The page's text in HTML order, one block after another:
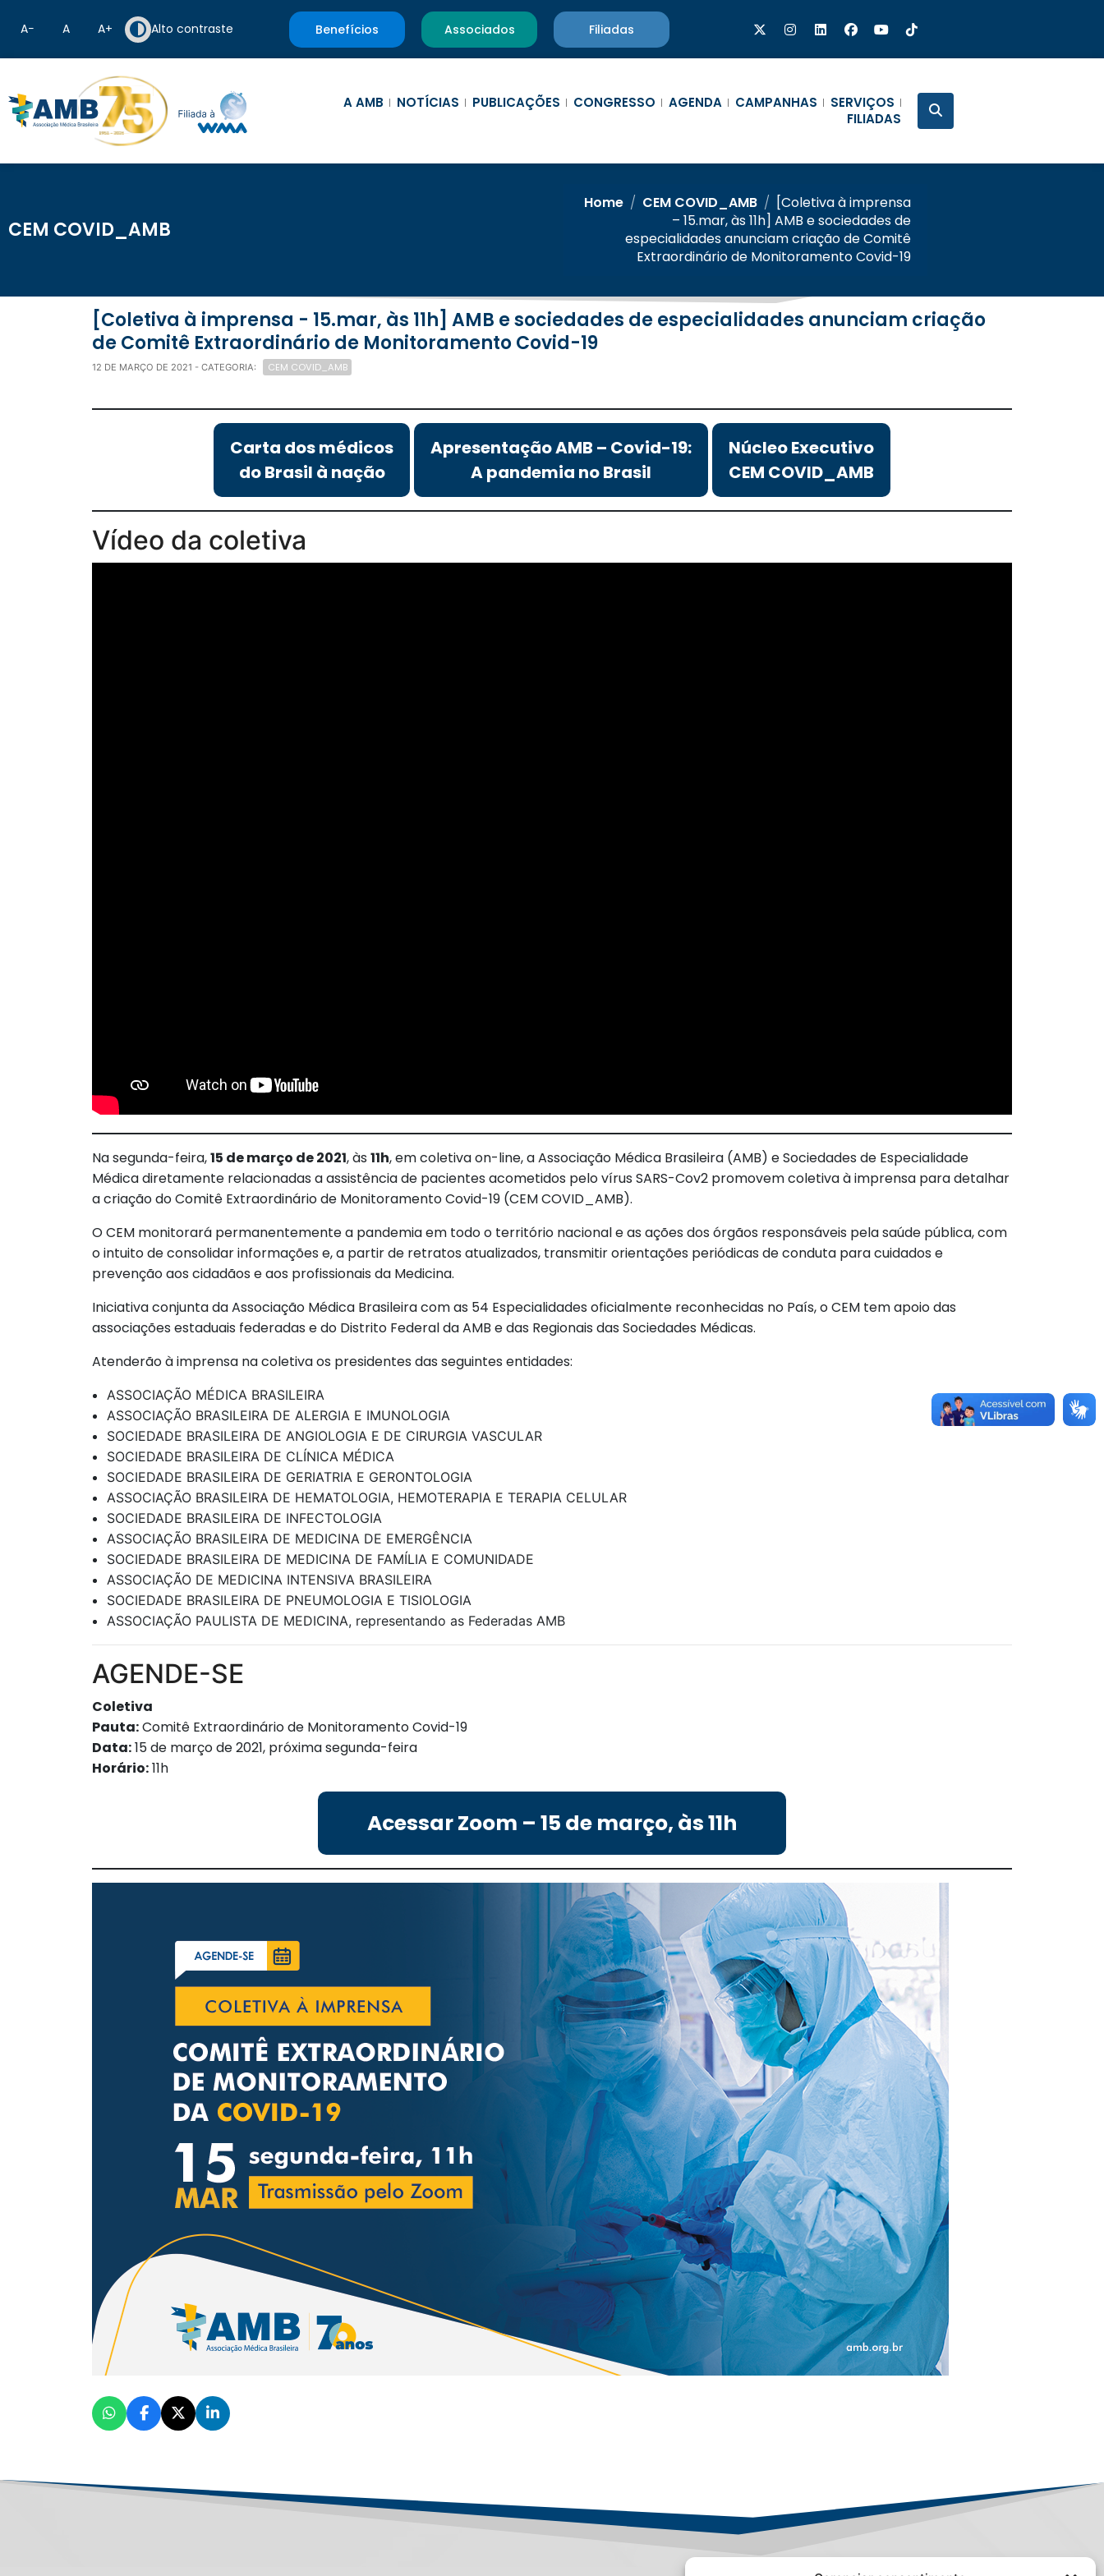
A− A A+ Alto contraste Benefícios Associados Filiadas
A AMB NOTÍCIAS PUBLICAÇÕES CONGRESSO AGENDA CAMPANHAS
SERVIÇOS
FILIADAS
CEM COVID_AMB
Home / CEM COVID_AMB / [Coletiva à imprensa
– 15.mar, às 11h] AMB e sociedades de
especialidades anunciam criação de Comitê
Extraordinário de Monitoramento Covid-19
[Coletiva à imprensa - 15.mar, às 11h] AMB e sociedades de especialidades anunciam criação
de Comitê Extraordinário de Monitoramento Covid-19
12 DE MARÇO DE 2021 - CATEGORIA: CEM COVID_AMB
Carta dos médicos
do Brasil à nação
Apresentação AMB – Covid-19:
A pandemia no Brasil
Núcleo Executivo
CEM COVID_AMB
Vídeo da coletiva
Na segunda-feira,15 de março de 2021, às 11h, em coletiva on-line, a Associação Médica Brasileira (AMB) e Sociedades de Especialidade
Médica diretamente relacionadas a assistência de pacientes acometidos pelo vírus SARS-Cov2 promovem coletiva à imprensa para detalhar
a criação do Comitê Extraordinário de Monitoramento Covid-19 (CEM COVID_AMB).
O CEM monitorará permanentemente a pandemia em todo o território nacional e as ações dos órgãos responsáveis pela saúde pública, com
o intuito de consolidar informações e, a partir de retratos atualizados, transmitir orientações periódicas de conduta para cuidados e
prevenção aos cidadãos e aos profissionais da Medicina.
Iniciativa conjunta da Associação Médica Brasileira com as 54 Especialidades oficialmente reconhecidas no País, o CEM tem apoio das
associações estaduais federadas e do Distrito Federal da AMB e das Regionais das Sociedades Médicas.
Atenderão à imprensa na coletiva os presidentes das seguintes entidades:
ASSOCIAÇÃO MÉDICA BRASILEIRA
ASSOCIAÇÃO BRASILEIRA DE ALERGIA E IMUNOLOGIA
SOCIEDADE BRASILEIRA DE ANGIOLOGIA E DE CIRURGIA VASCULAR
SOCIEDADE BRASILEIRA DE CLÍNICA MÉDICA
SOCIEDADE BRASILEIRA DE GERIATRIA E GERONTOLOGIA
ASSOCIAÇÃO BRASILEIRA DE HEMATOLOGIA, HEMOTERAPIA E TERAPIA CELULAR
SOCIEDADE BRASILEIRA DE INFECTOLOGIA
ASSOCIAÇÃO BRASILEIRA DE MEDICINA DE EMERGÊNCIA
SOCIEDADE BRASILEIRA DE MEDICINA DE FAMÍLIA E COMUNIDADE
ASSOCIAÇÃO DE MEDICINA INTENSIVA BRASILEIRA
SOCIEDADE BRASILEIRA DE PNEUMOLOGIA E TISIOLOGIA
ASSOCIAÇÃO PAULISTA DE MEDICINA, representando as Federadas AMB
AGENDE-SE
Coletiva
Pauta:Comitê Extraordinário de Monitoramento Covid-19
Data:15 de março de 2021, próxima segunda-feira
Horário:11h
Acessar Zoom – 15 de março, às 11h